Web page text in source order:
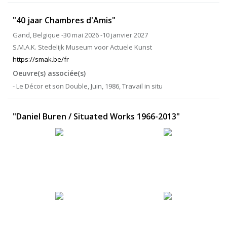
"40 jaar Chambres d'Amis"
Gand, Belgique -30 mai 2026 -10 janvier 2027
S.M.A.K. Stedelijk Museum voor Actuele Kunst
https://smak.be/fr
Oeuvre(s) associée(s)
- Le Décor et son Double, Juin, 1986, Travail in situ
"Daniel Buren / Situated Works 1966-2013"